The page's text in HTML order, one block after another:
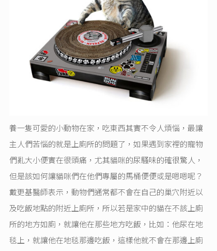
養一隻可愛的小動物在家，吃東西其實不令人煩惱，最讓
主人們苦惱的就是上廁所的問題了，如果遇到家裡的寵物
們亂大小便實在很頭痛，尤其貓咪的尿騷味的確很驚人，
但是該如何讓貓咪們在他們專屬的馬桶便便或是嗯嗯呢？
戴更基醫師表示，動物們通常都不會在自己的巢穴附近以
及吃飯地點的附近上廁所，所以若是家中的貓在不該上廁
所的地方如廁，就讓他在那些地方吃飯，比如：他尿在地
毯上，就讓他在地毯那邊吃飯，這樣他就不會在那邊上廁